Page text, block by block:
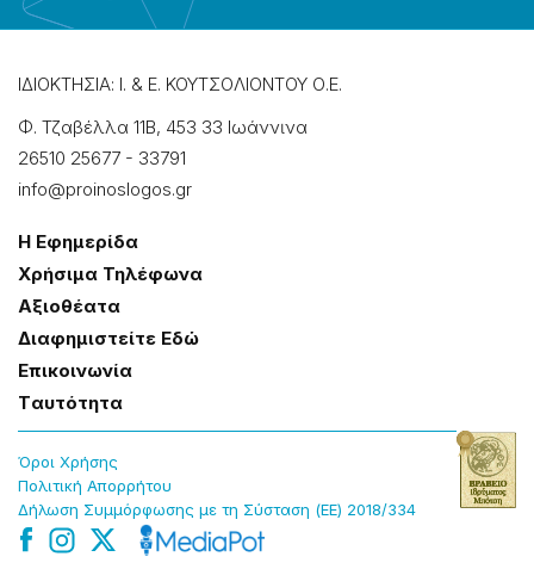
ΙΔΙΟΚΤΗΣΙΑ: Ι. & Ε. ΚΟΥΤΣΟΛΙΟΝΤΟΥ Ο.Ε.
Φ. Τζαβέλλα 11Β, 453 33 Ιωάννɩνα
26510 25677 - 33791
info@proinoslogos.gr
Η Εφημερίδα
Χρήσɩμα Τηλέφωνα
Αξɩοθέατα
Δɩαφημɩστείτε Εδώ
Επɩκοɩνωνία
Tαυτότητα
Όροɩ Χρήσης
Πολɩτɩκή Απορρήτου
Δήλωση Συμμόρφωσης με τη Σύσταση (ΕΕ) 2018/334